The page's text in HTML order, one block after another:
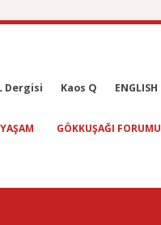
Dergisi Kaos Q ENGLISH
YAŞAM GÖKKUŞAĞI FORUMU